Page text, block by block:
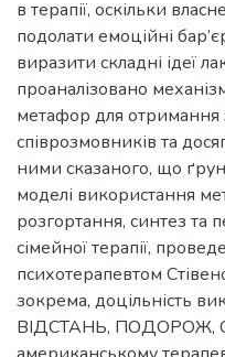
в терапії, оскільки
подолати емоційні
виразити складні ідеї
проаналізовано
метафор для отримання
співрозмовників та
ними сказаного, що
моделі використання
розгортання, синтез та
сімейної терапії,
психотерапевтом
зокрема, доцільність
ВІДСТАНЬ, ПОДОРОЖ,